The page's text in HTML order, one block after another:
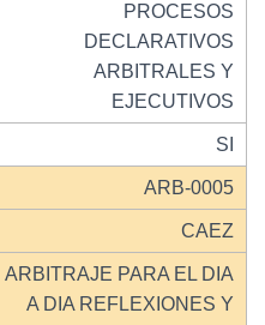
PROCESOS
DECLARATIVOS
ARBITRALES Y
EJECUTIVOS
SI
ARB-0005
CAEZ
ARBITRAJE PARA EL DIA
A DIA REFLEXIONES Y